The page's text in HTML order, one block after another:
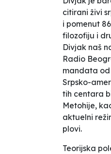
citirani živi
i pomenut
filozofiju i
Divjak naš
Radio
mandata
Srpsko-
tih centara
Metohije,
aktuelni
plovi.
Teorijska